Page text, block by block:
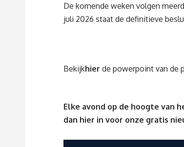
De komende weken volgen
juli 2026 staat de definitieve
Bekijkhier de powerpoint van de
Elke avond op de hoogte van
dan hier in voor onze gratis